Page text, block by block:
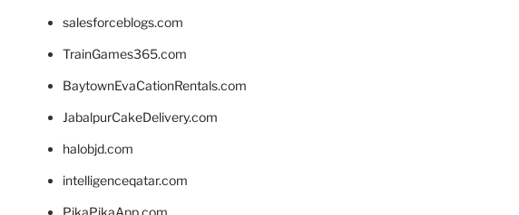
salesforceblogs.com
TrainGames365.com
BaytownEvaCationRentals.com
JabalpurCakeDelivery.com
halobjd.com
intelligenceqatar.com